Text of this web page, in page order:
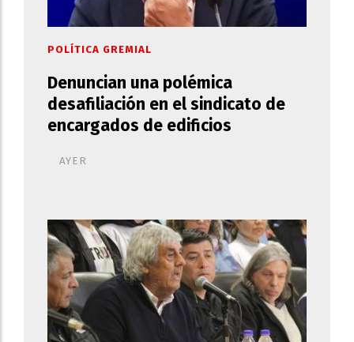
Denuncian una polémica
desafiliación en el sindicato de
encargados de edificios
POLÍTICA GREMIAL
AYER